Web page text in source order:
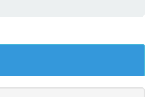
探索世界學英文